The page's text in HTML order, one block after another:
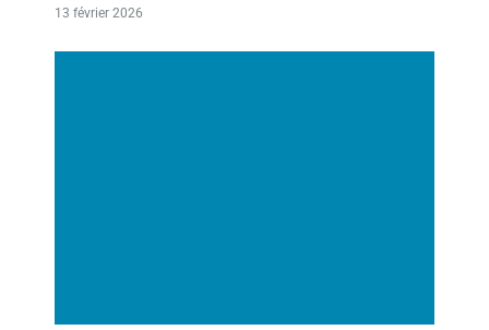
13 février 2026